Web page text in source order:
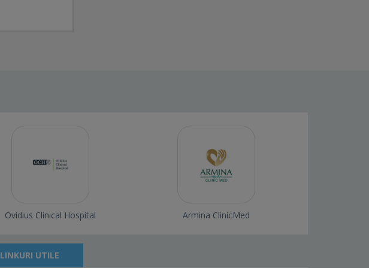
Ovidius Clinical Hospital Armina ClinicMed
LINKURI UTILE